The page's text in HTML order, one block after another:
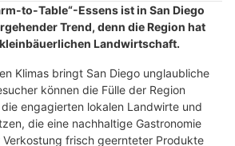
to-Table“-Essens ist in San Diego
Trend, denn die Region hat
Landwirtschaft.
Klimas bringt San Diego unglaubliche
können die Fülle der Region
engagierten lokalen Landwirte und
die eine nachhaltige Gastronomie
Verkostung frisch geernteter Produkte